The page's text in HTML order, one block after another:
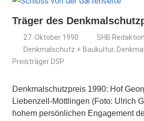
Träger des
27. Oktober 1990
SHB Redaktion
Denkmalschutz + Baukultur,
Preisträger DSP
Denkmalschutzpreis 1990: Hof
Liebenzell-Möttlingen (Foto: Ulrich
hohem persönlichen Engagement